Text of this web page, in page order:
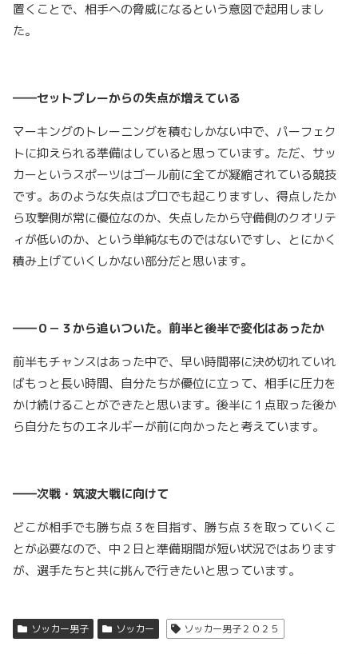
置くことで、相手への脅威になるという意図で起用しまし
た。
――セットプレーからの失点が増えている
マーキングのトレーニングを積むしかない中で、パーフェク
トに抑えられる準備はしていると思っています。ただ、サッ
カーというスポーツはゴール前に全てが凝縮されている競技
です。あのような失点はプロでも起こりますし、得点したか
ら攻撃側が常に優位なのか、失点したから守備側のクオリテ
ィが低いのか、という単純なものではないですし、とにかく
積み上げていくしかない部分だと思います。
――０－３から追いついた。前半と後半で変化はあったか
前半もチャンスはあった中で、早い時間帯に決め切れていれ
ばもっと長い時間、自分たちが優位に立って、相手に圧力を
かけ続けることができたと思います。後半に１点取った後か
ら自分たちのエネルギーが前に向かったと考えています。
――次戦・筑波大戦に向けて
どこが相手でも勝ち点３を目指す、勝ち点３を取っていくこ
とが必要なので、中２日と準備期間が短い状況ではあります
が、選手たちと共に挑んで行きたいと思っています。
ソッカー男子 ソッカー ソッカー男子２０２５